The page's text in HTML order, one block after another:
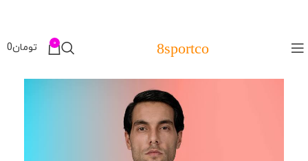
8sportco
0 تومان0